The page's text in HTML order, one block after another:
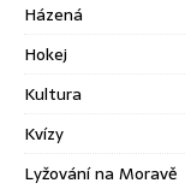
Házená
Hokej
Kultura
Kvízy
Lyžování na Moravě